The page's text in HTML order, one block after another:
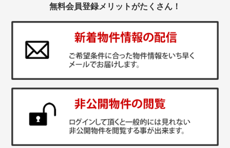
無料会員登録メリットがたくさん！